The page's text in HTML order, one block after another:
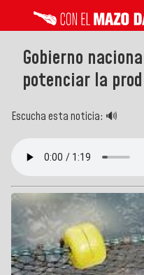
Gobierno
potenciar la
Escucha esta noticia: 🔊